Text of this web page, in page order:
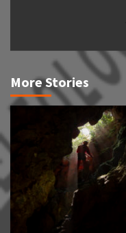
More Stories